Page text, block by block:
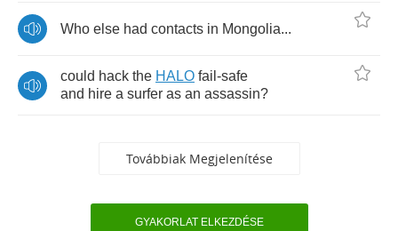
Who else had contacts in Mongolia...
could hack the HALO fail -safe
and hire a surfer as an assassin?
Továbbiak Megjelenítése
GYAKORLAT ELKEZDÉSE